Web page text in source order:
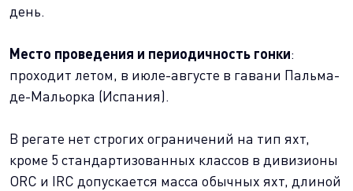
день.
Место проведения и периодичность гонки:
проходит летом, в июле-августе в гавани Пальма-
де-Мальорка (Испания).
В регате нет строгих ограничений на тип яхт,
кроме 5 стандартизованных классов в дивизионы
ORC и IRC допускается масса обычных яхт, длиной